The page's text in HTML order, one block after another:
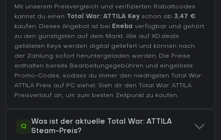
Mit unserem Preisvergleich und verifizierten Rabattcodes
kannst du einen Total War: ATTILA Key schon ab 3,47 €
kaufen. Dieses Angebot ist bei Eneba verfügbar und gehört
zu den günstigsten auf dem Markt. Alle auf XD.deals
gelisteten Keys werden digital geliefert und können nach
der Zahlung sofort heruntergeladen werden. Die Preise
enthalten bereits Bearbeitungsgebühren und eingelöste
Promo-Codes, sodass du immer den niedrigsten Total War:
ATTILA Preis auf PC siehst. Sieh dir den Total War: ATTILA
Preisverlauf an, um zum besten Zeitpunkt zu kaufen.
Q
Was ist der aktuelle Total War: ATTILA
Steam-Preis?